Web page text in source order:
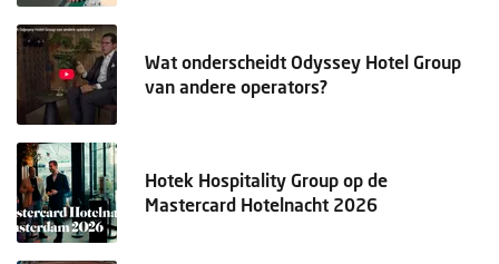
Wat onderscheidt Odyssey Hotel Group
van andere operators?
Hotek Hospitality Group op de
Mastercard Hotelnacht 2026